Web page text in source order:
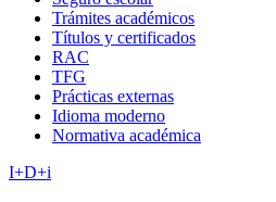
Trámites académicos
Títulos y certificados
RAC
TFG
Prácticas externas
Idioma moderno
Normativa académica
I+D+i